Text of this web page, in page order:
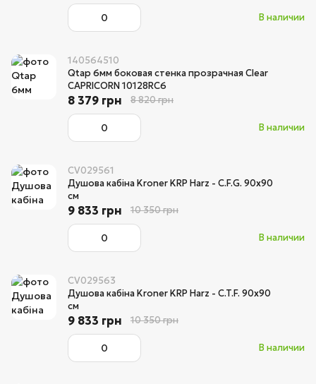
В наличии
140564510
Qtap 6мм боковая стенка прозрачная Clear
CAPRICORN 10128RC6
В наличии
8 379 грн 8 820 грн
CV029561
Душова кабіна Kroner KRP Harz - C.F.G. 90x90
см
В наличии
9 833 грн 10 350 грн
CV029563
Душова кабіна Kroner KRP Harz - C.T.F. 90x90
см
В наличии
9 833 грн 10 350 грн